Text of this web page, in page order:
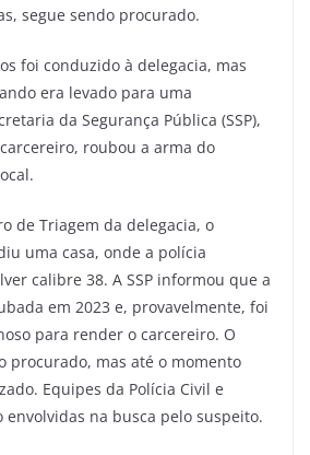
segue sendo procurado.
foi conduzido à delegacia, mas
era levado para uma
da Segurança Pública (SSP),
roubou a arma do
de Triagem da delegacia, o
uma casa, onde a polícia
calibre 38. A SSP informou que a
em 2023 e, provavelmente, foi
para render o carcereiro. O
procurado, mas até o momento
Equipes da Polícia Civil e
envolvidas na busca pelo suspeito.